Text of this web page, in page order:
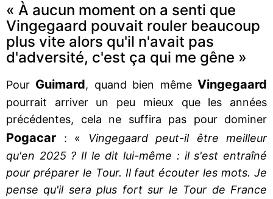
« À aucun moment on a senti que
Vingegaard pouvait rouler beaucoup
plus vite alors qu'il n'avait pas
d'adversité, c'est ça qui me gêne »
Pour Guimard, quand bien mêmeVingegaard
pourrait arriver un peu mieux que les années
précédentes, cela ne suffira pas pour dominer
Pogacar : «
Vingegaard peut-il être meilleur
qu'en 2025 ? Il le dit lui-même : il s'est entraîné
pour préparer le Tour. Il faut écouter les mots. Je
pense qu'il sera plus fort sur le Tour de France